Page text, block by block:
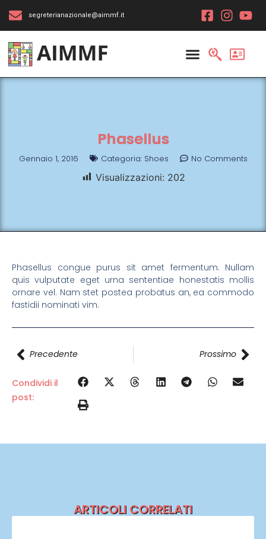
segreterianazionale@aimmf.it
Phasellus
Gennaio 1, 2016 Categoria: Shoes No Comments
Visualizzazioni: 202
Phasellus congue purus sit amet fermentum. Nullam
quis vulputate eget urna sententiae honestatis mollis
ornare vel. Nam stet postea probatus an, ea commodo
fastidii nominati vim.
Precedente Prossimo
Condividi il
post:
ARTICOLI CORRELATI